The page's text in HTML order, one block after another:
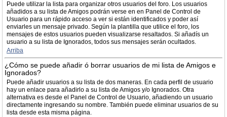
Puede utilizar la lista para organizar otros usuarios del foro. Los usuarios
añadidos a su lista de Amigos podrán verse en en Panel de Control de
Usuario para un rápido acceso a ver si están identificados y poder así
enviarles un mensaje privado. Según la plantilla que utilice el foro, los
mensajes de estos usuarios pueden visualizarse resaltados. Si añadís un
usuario a su lista de Ignorados, todos sus mensajes serán ocultados.
Arriba
¿Cómo se puede añadir ó borrar usuarios de mi lista de Amigos e
Ignorados?
Puede añadir usuarios a su lista de dos maneras. En cada perfil de usuario
hay un enlace para añadirlo a su lista de Amigos y/o Ignorados. Otra
alternativa es desde el Panel de Control de Usuario, añadiendo un usuario
directamente ingresando su nombre. También puede eliminar usuarios de su
lista desde esta misma página.